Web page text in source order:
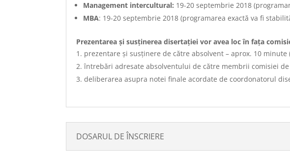
Management intercultural: 19-20 septembrie 2018
MBA: 19-20 septembrie 2018 (programarea exactă va fi
Prezentarea și susținerea disertației vor avea loc în fața
prezentare și susținere de către absolvent – aprox. 10
întrebări adresate absolventului de către membrii comisiei
deliberarea asupra notei finale acordate de coordonatorul
DOSARUL DE ÎNSCRIERE